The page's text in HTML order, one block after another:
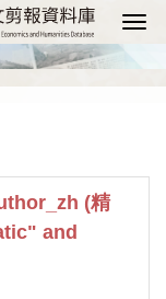
選
(精
and